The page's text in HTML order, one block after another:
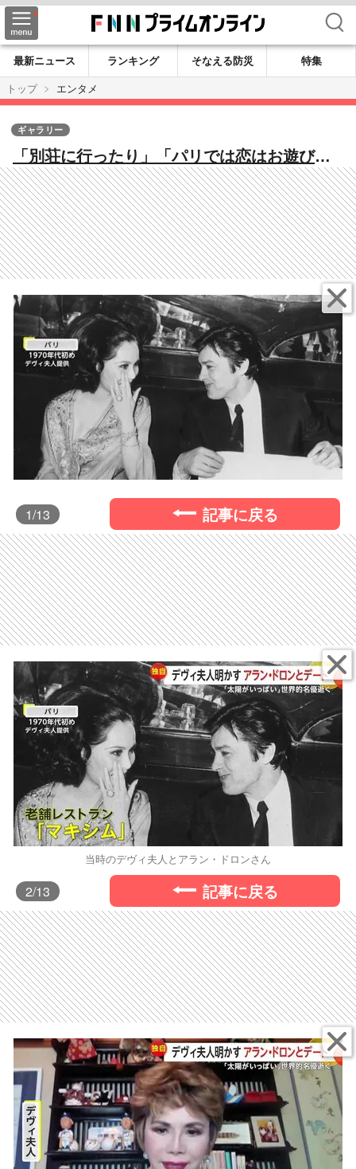
検索
最新ニュース ランキング そなえる防災
特集
トップ
エンタメ
「別荘に行ったり」「パリでは恋はお遊びで
すから」名優アラン・ドロンさん死去…親交
深いデヴィ夫人がパリでのデートなど秘話語
る
ギャラリー
1/13 記事に戻る
当時のデヴィ夫人とアラン・ドロンさん
2/13 記事に戻る